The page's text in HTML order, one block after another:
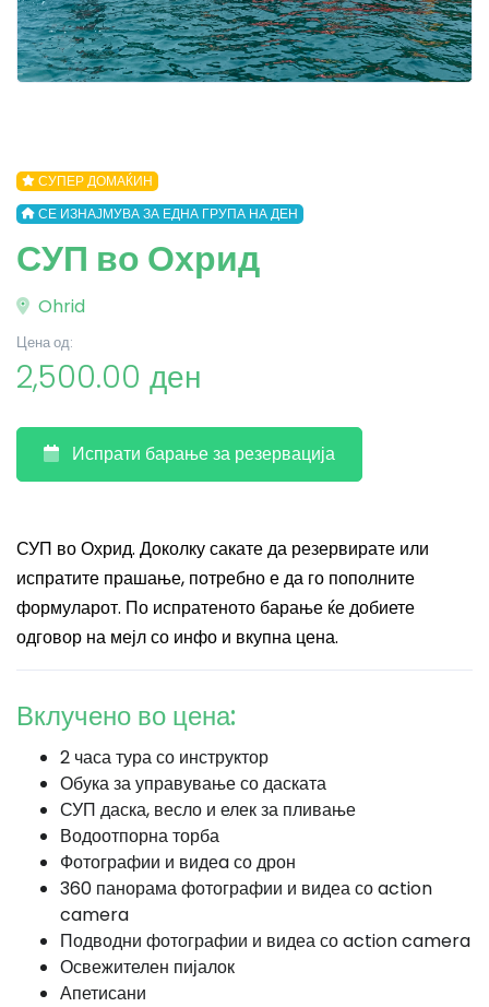
СУПЕР ДОМАЌИН
СЕ ИЗНАЈМУВА ЗА ЕДНА ГРУПА НА ДЕН
СУП во Охрид
Ohrid
Цена од:
2,500.00 ден
Испрати барање за резервација
СУП во Охрид. Доколку сакате да резервирате или
испратите прашање, потребно е да го пополните
формуларот. По испратеното барање ќе добиете
одговор на мејл со инфо и вкупна цена.
Вклучено во цена:
2 часа тура со инструктор
Обука за управување со даската
СУП даска, весло и елек за пливање
Водоотпорна торба
Фотографии и видеa со дрон
360 панорама фотографии и видеа со action
camera
Подводни фотографии и видеа со action camera
Освежителен пијалок
Апетисани